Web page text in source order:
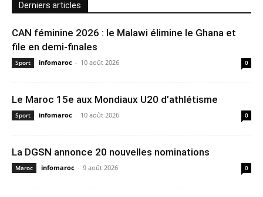
Derniers articles
CAN féminine 2026 : le Malawi élimine le Ghana et
file en demi-finales
Sport infomaroc - 10 août 2026 0
Le Maroc 15e aux Mondiaux U20 d’athlétisme
Sport infomaroc - 10 août 2026 0
La DGSN annonce 20 nouvelles nominations
Maroc infomaroc - 9 août 2026 0